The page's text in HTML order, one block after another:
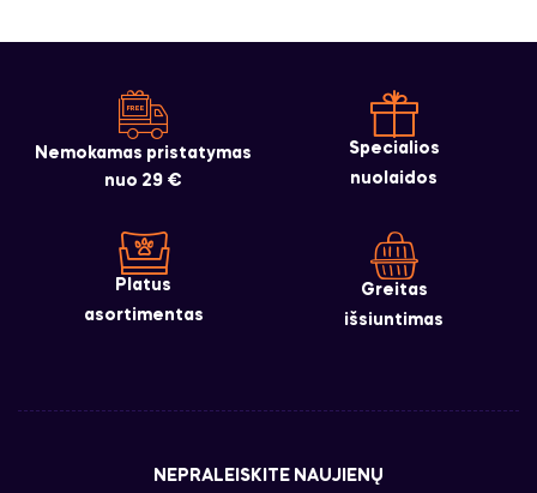
Nemokamas pristatymas
nuo 29 €
Specialios
nuolaidos
Platus
asortimentas
Greitas
išsiuntimas
NEPRALEISKITE NAUJIENŲ